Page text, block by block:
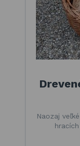
Naozaj